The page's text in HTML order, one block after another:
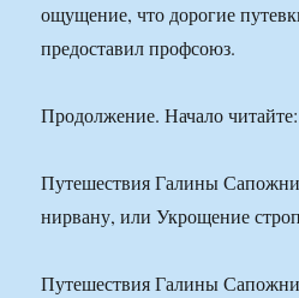
ощущение, что дорогие
предоставил профсоюз.
Продолжение. Начало читайте:
Путешествия Галины
нирвану, или Укрощение
Путешествия Галины